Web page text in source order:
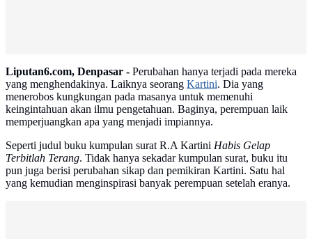
Liputan6.com, Denpasar - Perubahan hanya terjadi pada mereka
yang menghendakinya. Laiknya seorang Kartini. Dia yang
menerobos kungkungan pada masanya untuk memenuhi
keingintahuan akan ilmu pengetahuan. Baginya, perempuan laik
memperjuangkan apa yang menjadi impiannya.
Seperti judul buku kumpulan surat R.A Kartini Habis Gelap
Terbitlah Terang. Tidak hanya sekadar kumpulan surat, buku itu
pun juga berisi perubahan sikap dan pemikiran Kartini. Satu hal
yang kemudian menginspirasi banyak perempuan setelah eranya.